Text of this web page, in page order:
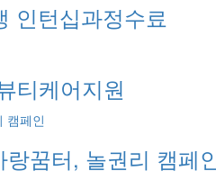
인턴십과정수료
티케어지원
꿈터, 놀권리 캠페